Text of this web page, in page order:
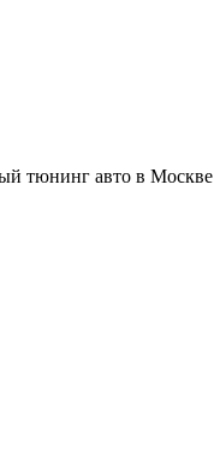
тюнинг авто в Москве